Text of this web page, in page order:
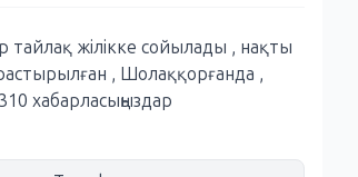
тайлақ жілікке сойылады , нақты
, Шолаққорғанда ,
хабарласыңыздар